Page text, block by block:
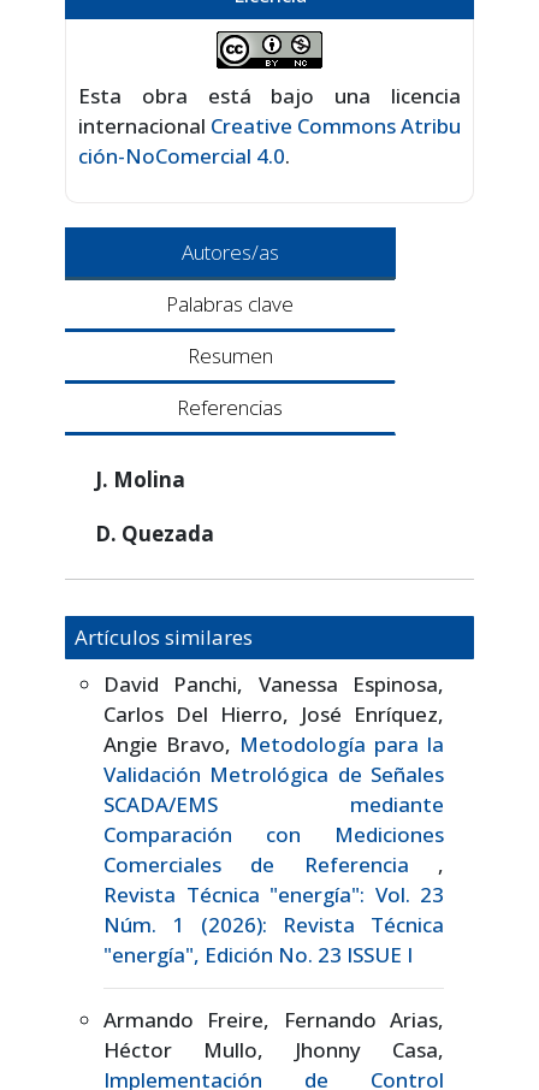
Esta obra está bajo una licencia
internacional Creative Commons Atribu
ción-NoComercial 4.0.
Autores/as
Palabras clave
Resumen
Referencias
J. Molina
D. Quezada
Artículos similares
David Panchi, Vanessa Espinosa,
Carlos Del Hierro, José Enríquez,
Angie Bravo, Metodología para la
Validación Metrológica de Señales
SCADA/EMS mediante
Comparación con Mediciones
Comerciales de Referencia ,
Revista Técnica "energía": Vol. 23
Núm. 1 (2026): Revista Técnica
"energía", Edición No. 23 ISSUE I
Armando Freire, Fernando Arias,
Héctor Mullo, Jhonny Casa,
Implementación de Control